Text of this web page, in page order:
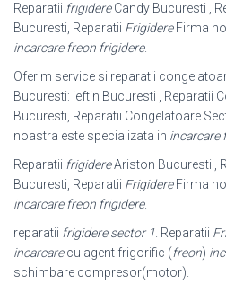
Reparatii frigidereCandy Bucuresti ,
Bucuresti, Reparatii FrigidereFirma
incarcare freon frigidere.
Oferim service si reparatii
Bucuresti: ieftin Bucuresti , Reparatii
Bucuresti, Reparatii Congelatoare
noastra este specializata in incarcare
Reparatii frigidereAriston Bucuresti ,
Bucuresti, Reparatii FrigidereFirma
incarcare freon frigidere.
reparatii frigidere sector 1 . Reparatii
incarcarecu agent frigorific (freon)
schimbare compresor(motor).